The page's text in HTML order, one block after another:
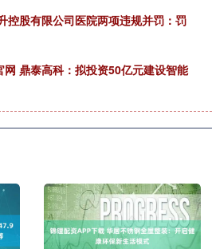
控股有限公司医院两项违规并罚：罚
网 鼎泰高科：拟投资50亿元建设智能